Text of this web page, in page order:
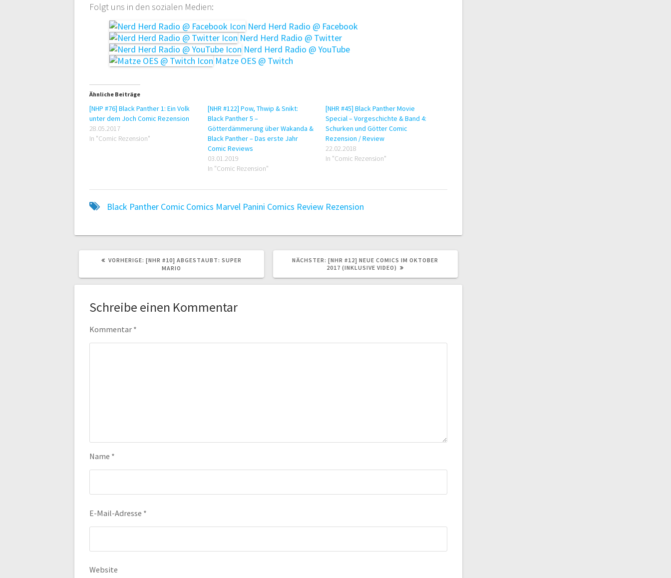
Folgt uns in den sozialen Medien:
Nerd Herd Radio @ Facebook
Nerd Herd Radio @ Twitter
Nerd Herd Radio @ YouTube
Matze OES @ Twitch
Ähnliche Beiträge
[NHP #76] Black Panther 1: Ein Volk
unter dem Joch Comic Rezension
28.05.2017
In "Comic Rezension"
[NHR #122] Pow, Thwip & Snikt:
Black Panther 5 –
Götterdämmerung über Wakanda &
Black Panther – Das erste Jahr
Comic Reviews
03.01.2019
In "Comic Rezension"
[NHR #45] Black Panther Movie
Special – Vorgeschichte & Band 4:
Schurken und Götter Comic
Rezension / Review
22.02.2018
In "Comic Rezension"
Black Panther Comic Comics Marvel Panini Comics Review Rezension
VORHERIGE: VORHERIGER
BEITRAG:
[NHR #10] ABGESTAUBT: SUPER
MARIO
NÄCHSTER: NÄCHSTER
BEITRAG:
[NHR #12] NEUE COMICS IM OKTOBER
2017 (INKLUSIVE VIDEO)
Schreibe einen Kommentar
Kommentar *
Name *
E-Mail-Adresse *
Website